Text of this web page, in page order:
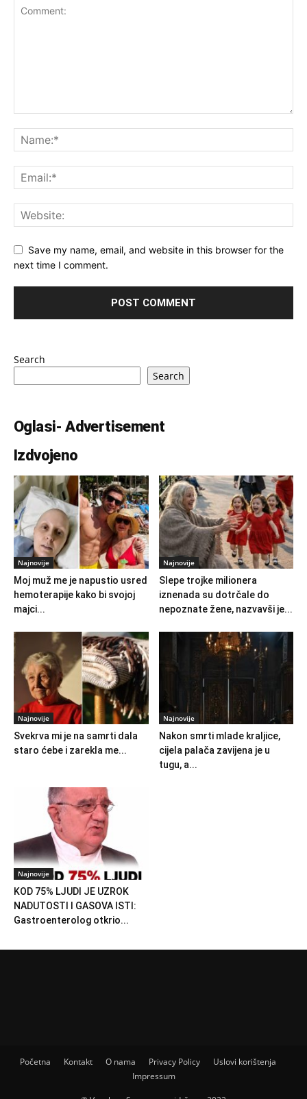
Save my name, email, and website in this browser for the
next time I comment.
Search
Search
Oglasi- Advertisement
Izdvojeno
Najnovije
Moj muž me je napustio usred
hemoterapije kako bi svojoj
majci...
Najnovije
Slepe trojke milionera
iznenada su dotrčale do
nepoznate žene, nazvavši je...
Najnovije
Svekrva mi je na samrti dala
staro ćebe i zarekla me...
Najnovije
Nakon smrti mlade kraljice,
cijela palača zavijena je u
tugu, a...
Najnovije
KOD 75% LJUDI JE UZROK
NADUTOSTI I GASOVA ISTI:
Gastroenterolog otkrio...
Početna Kontakt O nama Privacy Policy
Uslovi korištenja
Impressum